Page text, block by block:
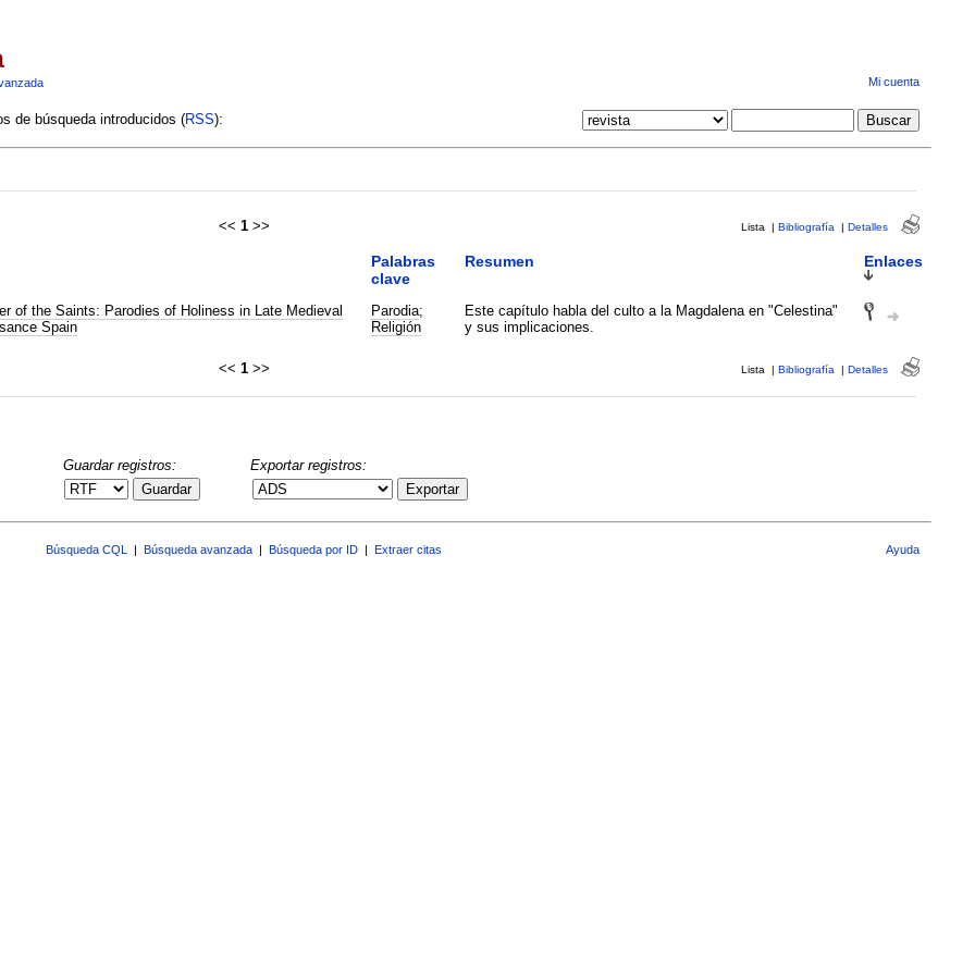
Mi cuenta
de búsqueda introducidos (RSS):
<< 1 >> Lista | Bibliografía | Detalles
Palabras
clave
Resumen Enlaces
of the Saints: Parodies of Holiness in Late Medieval
Spain
Parodia;
Religión
Este capítulo habla del culto a la Magdalena en "Celestina"
y sus implicaciones.
<< 1 >> Lista | Bibliografía | Detalles
Guardar registros:
Guardar
Exportar registros:
Exportar
Búsqueda CQL Búsqueda avanzada Búsqueda por ID Extraer citas Ayuda